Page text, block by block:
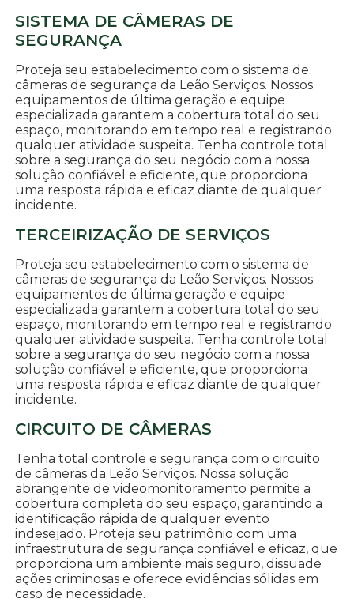
SISTEMA DE CÂMERAS DE
SEGURANÇA
Proteja seu estabelecimento com o sistema de
câmeras de segurança da Leão Serviços. Nossos
equipamentos de última geração e equipe
especializada garantem a cobertura total do seu
espaço, monitorando em tempo real e registrando
qualquer atividade suspeita. Tenha controle total
sobre a segurança do seu negócio com a nossa
solução confiável e eficiente, que proporciona
uma resposta rápida e eficaz diante de qualquer
incidente.
TERCEIRIZAÇÃO DE SERVIÇOS
Proteja seu estabelecimento com o sistema de
câmeras de segurança da Leão Serviços. Nossos
equipamentos de última geração e equipe
especializada garantem a cobertura total do seu
espaço, monitorando em tempo real e registrando
qualquer atividade suspeita. Tenha controle total
sobre a segurança do seu negócio com a nossa
solução confiável e eficiente, que proporciona
uma resposta rápida e eficaz diante de qualquer
incidente.
CIRCUITO DE CÂMERAS
Tenha total controle e segurança com o circuito
de câmeras da Leão Serviços. Nossa solução
abrangente de videomonitoramento permite a
cobertura completa do seu espaço, garantindo a
identificação rápida de qualquer evento
indesejado. Proteja seu patrimônio com uma
infraestrutura de segurança confiável e eficaz, que
proporciona um ambiente mais seguro, dissuade
ações criminosas e oferece evidências sólidas em
caso de necessidade.